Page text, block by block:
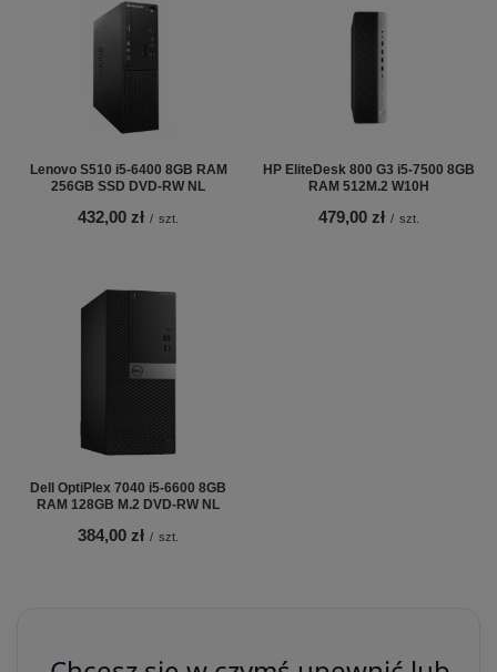
Lenovo S510 i5-6400 8GB RAM
256GB SSD DVD-RW NL
432,00 zł / szt.
HP EliteDesk 800 G3 i5-7500 8GB
RAM 512M.2 W10H
479,00 zł / szt.
Dell OptiPlex 7040 i5-6600 8GB
RAM 128GB M.2 DVD-RW NL
384,00 zł / szt.